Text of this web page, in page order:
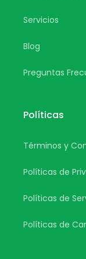
Servicios
Blog
Preguntas
Políticas
Términos y
Políticas de
Políticas de
Políticas de